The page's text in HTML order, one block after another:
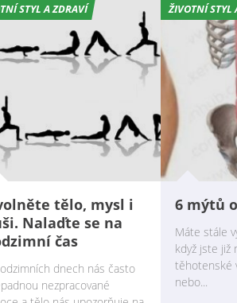
STYL A ZDRAVÍ
tělo, mysl i
Nalaďte se na
čas
dnech nás často
nezpracované
ŽIVOTNÍ STYL
6 mýtů
Máte stále
když jste již
těhotenské
nebo...